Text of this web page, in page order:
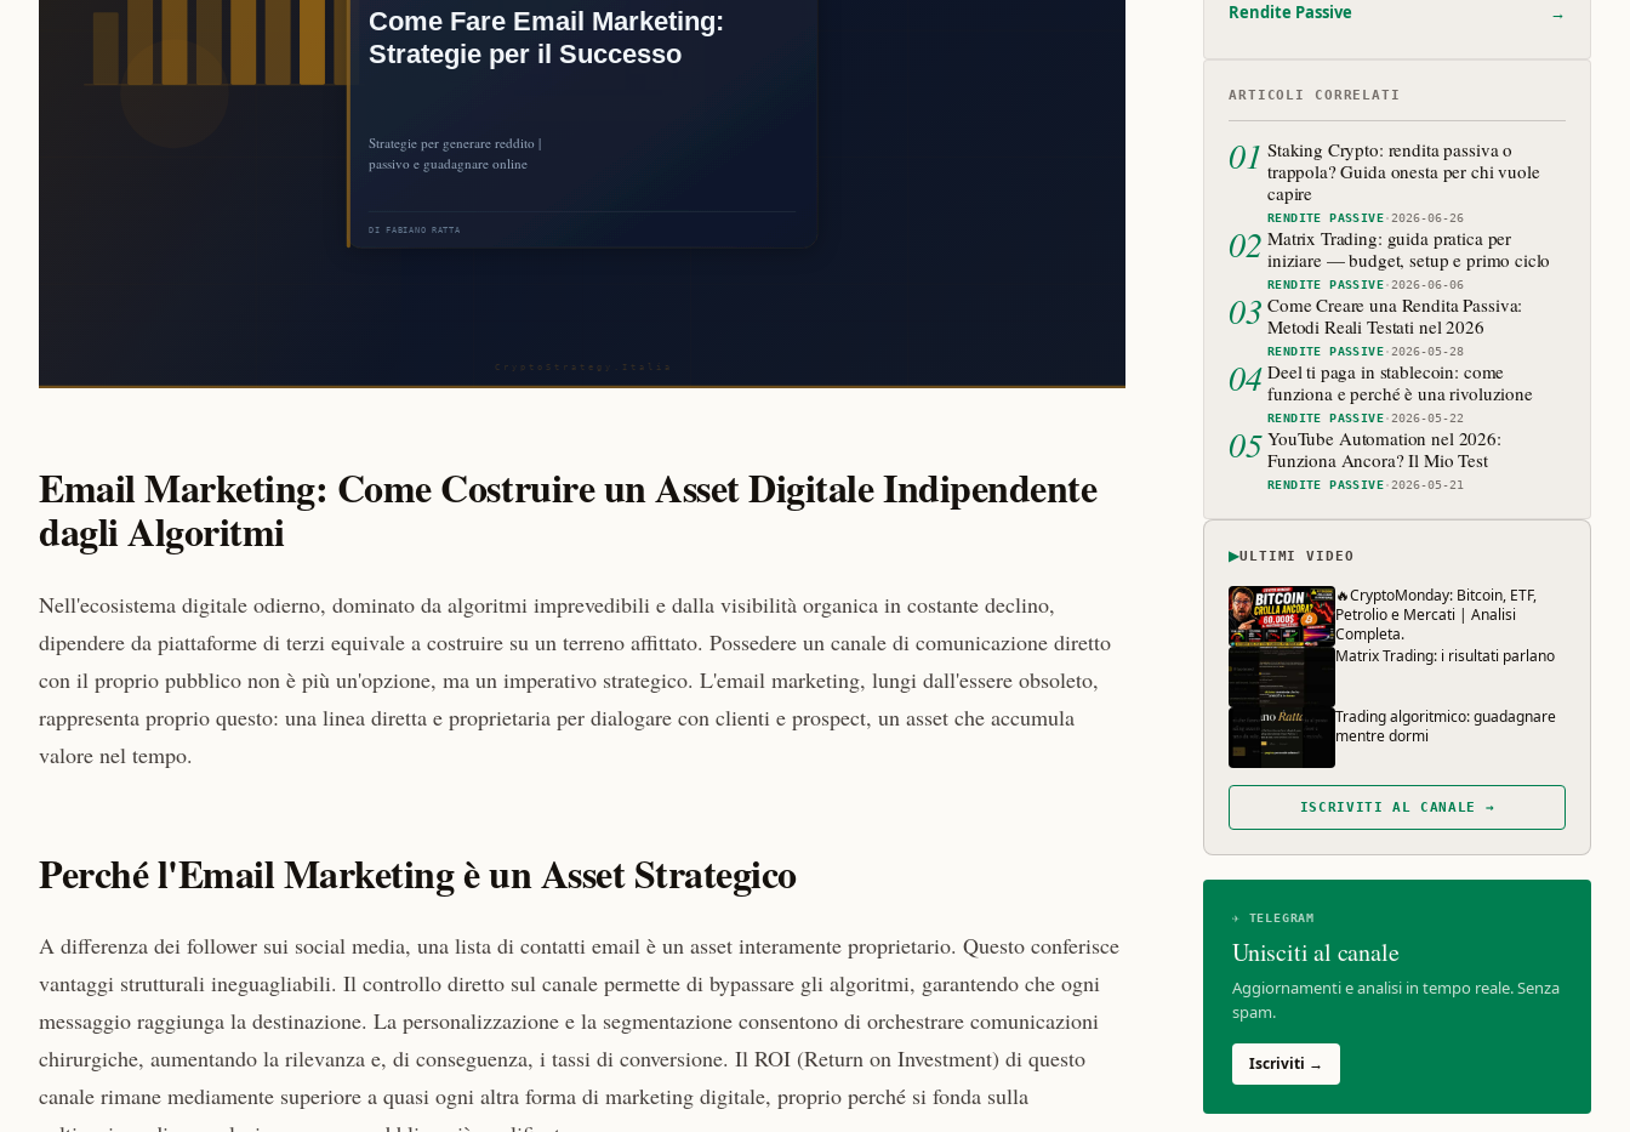
Email Marketing: Come Costruire un Asset Digitale Indipendente
dagli Algoritmi
Nell'ecosistema digitale odierno, dominato da algoritmi imprevedibili e dalla visibilità organica in costante declino,
dipendere da piattaforme di terzi equivale a costruire su un terreno affittato. Possedere un canale di comunicazione diretto
con il proprio pubblico non è più un'opzione, ma un imperativo strategico. L'email marketing, lungi dall'essere obsoleto,
rappresenta proprio questo: una linea diretta e proprietaria per dialogare con clienti e prospect, un asset che accumula
valore nel tempo.
Perché l'Email Marketing è un Asset Strategico
A differenza dei follower sui social media, una lista di contatti email è un asset interamente proprietario. Questo conferisce
vantaggi strutturali ineguagliabili. Il controllo diretto sul canale permette di bypassare gli algoritmi, garantendo che ogni
messaggio raggiunga la destinazione. La personalizzazione e la segmentazione consentono di orchestrare comunicazioni
chirurgiche, aumentando la rilevanza e, di conseguenza, i tassi di conversione. Il ROI (Return on Investment) di questo
canale rimane mediamente superiore a quasi ogni altra forma di marketing digitale, proprio perché si fonda sulla
Rendite Passive →
ARTICOLI CORRELATI
01 Staking Crypto: rendita passiva o
trappola? Guida onesta per chi vuole
capire
RENDITE PASSIVE·2026-06-26
02 Matrix Trading: guida pratica per
iniziare — budget, setup e primo ciclo
RENDITE PASSIVE·2026-06-06
03 Come Creare una Rendita Passiva:
Metodi Reali Testati nel 2026
RENDITE PASSIVE·2026-05-28
04 Deel ti paga in stablecoin: come
funziona e perché è una rivoluzione
RENDITE PASSIVE·2026-05-22
05 YouTube Automation nel 2026:
Funziona Ancora? Il Mio Test
RENDITE PASSIVE·2026-05-21
▶ULTIMI VIDEO
🔥CryptoMonday: Bitcoin, ETF,
Petrolio e Mercati | Analisi
Completa.
Matrix Trading: i risultati parlano
Trading algoritmico: guadagnare
mentre dormi
ISCRIVITI AL CANALE →
✈ TELEGRAM
Unisciti al canale
Aggiornamenti e analisi in tempo reale. Senza
spam.
Iscriviti →